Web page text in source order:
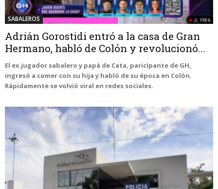
SABALEROS
Adrián Gorostidi entró a la casa de Gran
Hermano, habló de Colón y revolucionó...
El ex jugador sabalero y papá de Cata, paricipante de GH,
ingresó a comer con su hija y habló de su época en Colón.
Rápidamente se volvió viral en redes sociales.